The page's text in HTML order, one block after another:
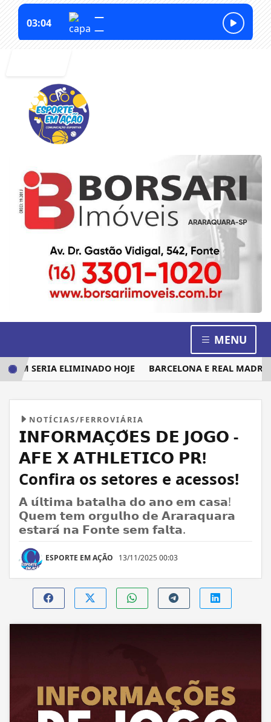
MENU
SERIA ELIMINADO HOJE BARCELONA E REAL MADRID
NOTÍCIAS/FERROVIÁRIA
𝗜𝗡𝗙𝗢𝗥𝗠𝗔𝗖̧𝗢̃𝗘𝗦 𝗗𝗘 𝗝𝗢𝗚𝗢 -
𝗔𝗙𝗘 𝗫 𝗔𝗧𝗛𝗟𝗘𝗧𝗜𝗖𝗢 𝗣𝗥!
Confira os setores e acessos!
𝗔 𝘂́𝗹𝘁𝗶𝗺𝗮 𝗯𝗮𝘁𝗮𝗹𝗵𝗮 𝗱𝗼 𝗮𝗻𝗼 𝗲𝗺 𝗰𝗮𝘀𝗮!
𝗤𝘂𝗲𝗺 𝘁𝗲𝗺 𝗼𝗿𝗴𝘂𝗹𝗵𝗼 𝗱𝗲 𝗔𝗿𝗮𝗿𝗮𝗾𝘂𝗮𝗿𝗮
𝗲𝘀𝘁𝗮𝗿𝗮́ 𝗻𝗮 𝗙𝗼𝗻𝘁𝗲 𝘀𝗲𝗺 𝗳𝗮𝗹𝘁𝗮.
ESPORTE EM AÇÃO 13/11/2025 00:03